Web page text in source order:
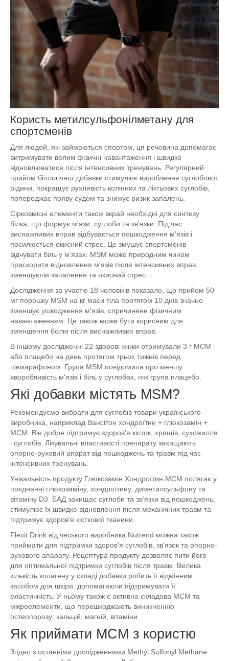
Користь метилсульфонілметану для
спортсменів
Для людей, які займаються спортом, ця речовина допомагає
витримувати великі фізичні навантаження і швидко
відновлюватися після інтенсивних тренувань. Регулярний
прийом біологічної добавки стимулює вироблення суглобової
рідини, покращує рухливість колінних та ліктьових суглобів,
попереджає появу судом та знижує ризик запалень.
Сірковмісні елементи також вкрай необхідні для синтезу
білка, що формує м'язи, суглоби та зв'язки. Під час
виснажливих вправ відбувається пошкодження м'язів і
посилюється окисний стрес. Це змушує спортсменів
відчувати біль у м'язах. MSM може природним чином
прискорити відновлення м'язів після інтенсивних вправ,
зменшуючи запалення та окисний стрес.
Дослідження за участю 18 чоловіків показало, що прийом 50
мг порошку MSM на кг маси тіла протягом 10 днів значно
зменшує ушкодження м'язів, спричинене фізичним
навантаженням. Це також може бути корисним для
зменшення болю після виснажливих вправ.
В іншому дослідженні 22 здорові жінки отримували 3 г МСМ
або плацебо на день протягом трьох тижнів перед
півмарафоном. Група MSM повідомила про меншу
хворобливість м'язів і біль у суглобах, ніж група плацебо.
Які добавки містять MSM?
Рекомендуємо вибрати для суглобів товари українського
виробника, наприклад Вансітон хондроїтин + глюкозамін +
МСМ. Він добре підтримує здоров'я кісток, хрящів, сухожилля
і суглобів. Лікувальні властивості препарату захищають
опорно-руховий апарат від пошкоджень та травм під час
інтенсивних тренувань.
Унікальність продукту Глюкозамін Хондроїтин МСМ полягає у
поєднанні глюкозаміну, хондроїтину, диметилсульфону та
вітаміну D3. БАД захищає суглоби та зв'язки від пошкоджень,
стимулює їх швидке відновлення після механічних травм та
підтримує здоров'я кісткової тканини.
Flexit Drink від чеського виробника Nutrend можна також
приймати для підтримки здоров'я суглобів, зв'язок та опорно-
рухового апарату. Рецептура продукту дозволяє пити його
для оптимальної підтримки суглобів після травм. Велика
кількість колагену у складі добавки робить її відмінним
засобом для шкіри, допомагаючи підтримувати її
еластичність. У ньому також є активна складова МСМ та
мікроелементи, що перешкоджають виникненню
остеопорозу: кальцій, магній, вітаміни.
Як приймати МСМ з користю
Згідно з останніми дослідженнями Methyl Sulfonyl Methane